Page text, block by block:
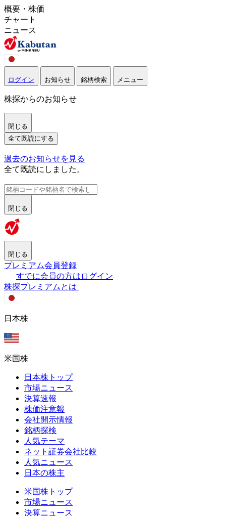
概要・株価
チャート
ニュース
ログイン お知らせ 銘柄検索 メニュー
株探からのお知らせ
閉じる
全て既読にする
過去のお知らせを見る
全て既読にしました。
閉じる
閉じる
プレミアム会員登録
すでに会員の方はログイン
株探プレミアムとは
日本株
米国株
日本株トップ
市場ニュース
決算速報
株価注意報
会社開示情報
銘柄探検
人気テーマ
ネット証券会社比較
人気ニュース
日本の株主
米国株トップ
市場ニュース
決算ニュース